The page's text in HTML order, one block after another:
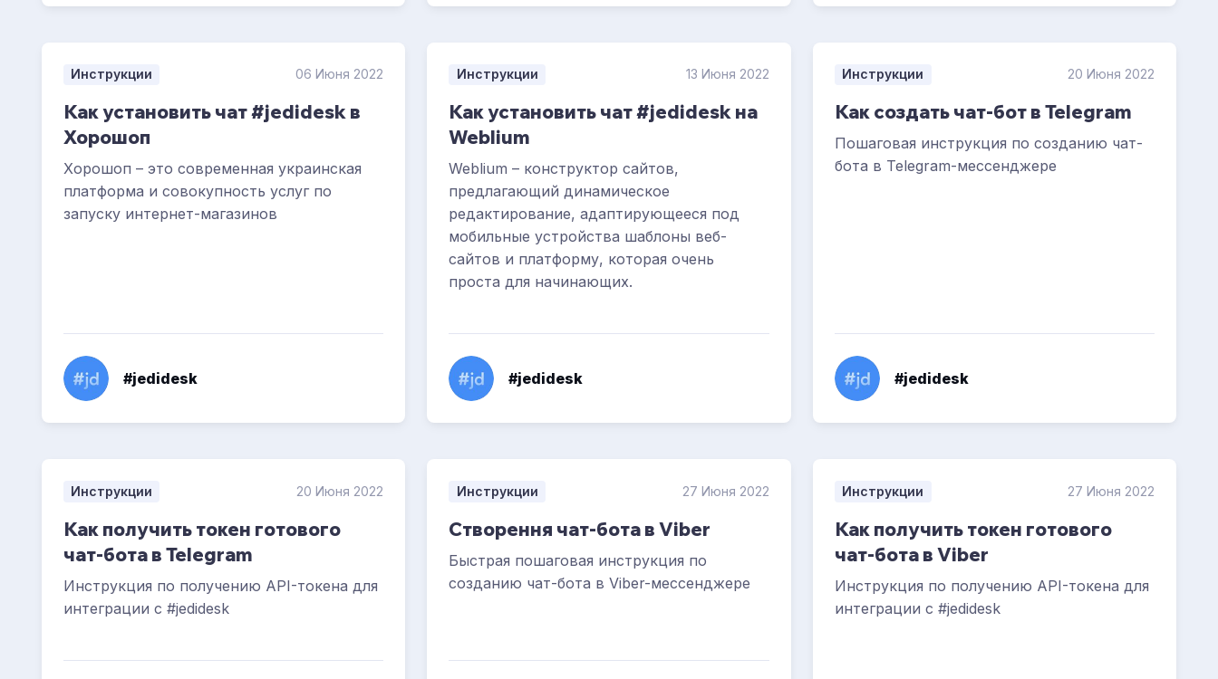
Инструкции 06 Июня 2022
Как установить чат #jedidesk в
Хорошоп
Хорошоп – это современная украинская
платформа и совокупность услуг по
запуску интернет-магазинов
#jedidesk
Инструкции 13 Июня 2022
Как установить чат #jedidesk на
Weblium
Weblium – конструктор сайтов,
предлагающий динамическое
редактирование, адаптирующееся под
мобильные устройства шаблоны веб-
сайтов и платформу, которая очень
проста для начинающих.
#jedidesk
Инструкции 20 Июня 2022
Как создать чат-бот в Telegram
Пошаговая инструкция по созданию чат-
бота в Telegram-мессенджере
#jedidesk
Инструкции 20 Июня 2022
Как получить токен готового
чат-бота в Telegram
Инструкция по получению API-токена для
интеграции с #jedidesk
Инструкции 27 Июня 2022
Створення чат-бота в Viber
Быстрая пошаговая инструкция по
созданию чат-бота в Viber-мессенджере
Инструкции 27 Июня 2022
Как получить токен готового
чат-бота в Viber
Инструкция по получению API-токена для
интеграции с #jedidesk